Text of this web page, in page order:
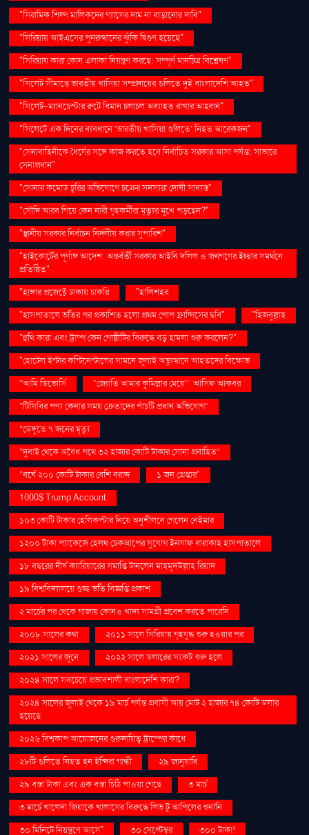
"সিরামিক শিল্প মালিকদের গ্যাসের দাম না বাড়ানোর দাবি"
"সিরিয়ায় আইএসের পুনরুত্থানের ঝুঁকি দ্বিগুণ হয়েছে"
"সিরিয়ায় কারা কোন এলাকা নিয়ন্ত্রণ করছে: সম্পূর্ণ মানচিত্র বিশ্লেষণ"
"সিলেট সীমান্তে ভারতীয় খাসিয়া সম্প্রদায়ের গুলিতে দুই বাংলাদেশি আহত"
"সিলেট-ম্যানচেস্টার রুটে বিমান চলাচল অব্যাহত রাখার আহ্বান"
"সিলেটে এক দিনের ব্যবধানে ‘ভারতীয় খাসিয়া গু‌লিতে’ নিহত আরেকজন"
"সেনাবাহিনীকে ধৈর্যের সঙ্গে কাজ করতে হবে নির্বাচিত সরকার আসা পর্যন্ত: সাভারে
সেনাপ্রধান"
"সোনার কমোড চুরির অভিযোগে চক্রের সদস্যরা দোষী সাব্যস্ত"
"সৌদি আরব গিয়ে কেন নারী গৃহকর্মীরা মৃত্যুর মুখে পড়ছেন?"
"স্থানীয় সরকার নির্বাচন নির্দলীয় করার সুপারিশ"
"হাইকোর্টের পূর্ণাঙ্গ আদেশ: অন্তর্বর্তী সরকার আইনি দলিল ও জনগণের ইচ্ছার সমর্থনে
প্রতিষ্ঠিত"
"হাঙ্গার প্রজেক্টে ঢাকায় চাকরি
"হালিশহর
"হাসপাতালে ভর্তির পর প্রকাশিত হলো প্রথম পোপ ফ্রান্সিসের ছবি"
"হিজবুল্লাহ
"হুথি কারা এবং ট্রাম্প কেন গোষ্ঠীটির বিরুদ্ধে বড় হামলা শুরু করলেন?"
"হোটেল ইন্টার কন্টিনেন্টালের সামনে জুলাই অভ্যুত্থানে আহতদের বিক্ষোভ
“আমি ডিভোর্সি
“জ্যোতি আমার কুমিল্লার মেয়ে”: আসিফ আকবর
“টিসিবির পণ্য কেনার সময় ক্রেতাদের পাঁচটি প্রধান অভিযোগ”
“ডেঙ্গুতে ৭ জনের মৃত্যু
“দুবাই থেকে অবৈধ পথে ৩২ হাজার কোটি টাকার সোনা প্রবাহিত”
“বর্ষে ২০০ কোটি টাকার বেশি বরাদ্দ
১ জন গ্রেপ্তার"
1000$ Trump Account
১০৩ কোটি টাকার হেলিকপ্টার নিয়ে অনুশীলনে গেলেন নেইমার
১২০০ টাকা প্যাকেজে হেলথ চেকআপের সুযোগ ইনসাফ বারাকাহ হাসপাতালে
১৮ বছরের দীর্ঘ ক্যারিয়ারের সমাপ্তি টানলেন মাহমুদউল্লাহ রিয়াদ
১৯ বিশ্ববিদ্যালয়ে গুচ্ছ ভর্তি বিজ্ঞপ্তি প্রকাশ
২ মার্চের পর থেকে গাজায় কোনও খাদ্য সামগ্রী প্রবেশ করতে পারেনি
২০০৮ সালের কথা
২০১১ সালে সিরিয়ায় গৃহযুদ্ধ শুরু হওয়ার পর
২০২১ সালের জুনে
২০২২ সালে ডলারের সংকট শুরু হলে
২০২৪ সালে সবচেয়ে প্রভাবশালী বাংলাদেশি কারা?
২০২৪ সালের জুলাই থেকে ১৯ মার্চ পর্যন্ত প্রবাসী আয় মোট ২ হাজার ৭৪ কোটি ডলার
হয়েছে
২০২৬ বিশ্বকাপ আয়োজনের গুরুদায়িত্ব ট্রাম্পের কাঁধে
২৮টি গুলিতে নিহত হন ইন্দিরা গান্ধী
২৯ জানুয়ারি
২৯ বস্তা টাকা এবং এক বস্তা চিঠি পাওয়া গেছে
৩ মার্চ
৩ মার্চে খালেদা জিয়াকে খালাসের বিরুদ্ধে লিভ টু আপিলের শুনানি
৩০ মিনিটে নিয়ন্ত্রণে আসে"
৩০ সেপ্টেম্বর ৩০০ টাকা!